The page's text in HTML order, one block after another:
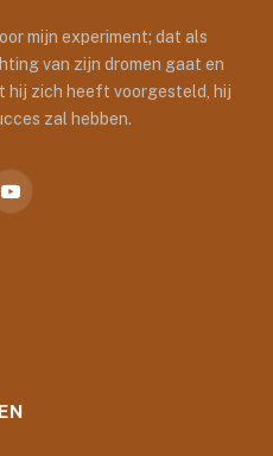
mijn experiment; dat als
van zijn dromen gaat en
hij zich heeft voorgesteld, hij
zal hebben.
YouTube